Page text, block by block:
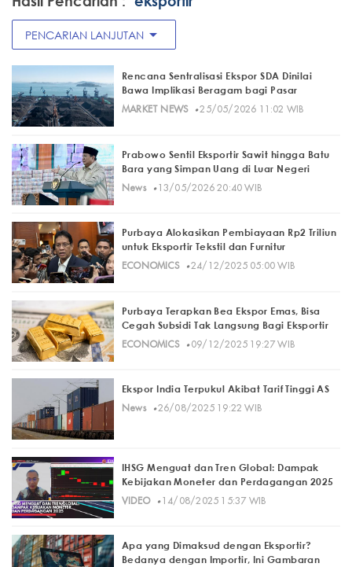
PENCARIAN LANJUTAN arrow_drop_down
Rencana Sentralisasi Ekspor SDA Dinilai
Bawa Implikasi Beragam bagi Pasar
MARKET NEWS· 25/05/2026 11:02 WIB
Prabowo Sentil Eksportir Sawit hingga Batu
Bara yang Simpan Uang di Luar Negeri
News· 13/05/2026 20:40 WIB
Purbaya Alokasikan Pembiayaan Rp2 Triliun
untuk Eksportir Tekstil dan Furnitur
ECONOMICS· 24/12/2025 05:00 WIB
Purbaya Terapkan Bea Ekspor Emas, Bisa
Cegah Subsidi Tak Langsung Bagi Eksportir
ECONOMICS· 09/12/2025 19:27 WIB
Ekspor India Terpukul Akibat Tarif Tinggi AS
News· 26/08/2025 19:22 WIB
IHSG Menguat dan Tren Global: Dampak
Kebijakan Moneter dan Perdagangan 2025
VIDEO· 14/08/2025 15:37 WIB
Apa yang Dimaksud dengan Eksportir?
Bedanya dengan Importir, Ini Gambaran